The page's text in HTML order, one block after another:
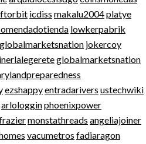
icdiss makalu2004platye
lowkerpabrik
globalmarketsnation jokercoy
globalmarketsnation
ezshappyentradarivers ustechwiki
arlologginphoenixpower
monstathreads angeliajoiner
vacumetros fadiaragon